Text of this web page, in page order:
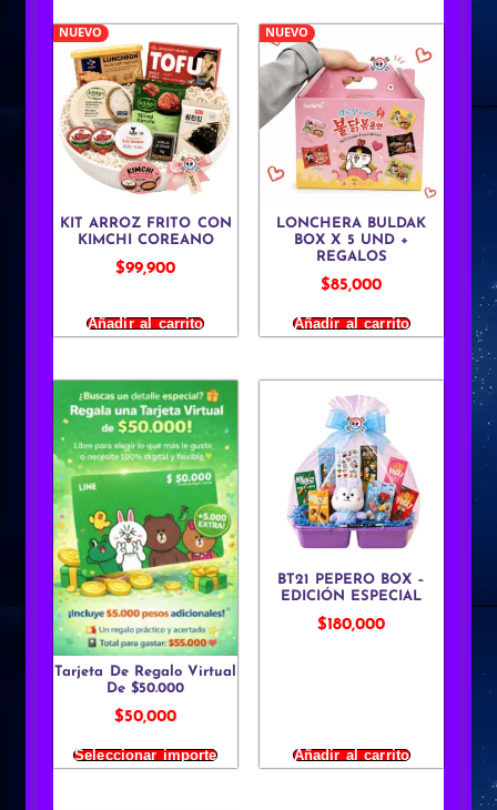
NUEVO
KIT ARROZ FRITO CON
KIMCHI COREANO
$99,900
Añadir al carrito
NUEVO
LONCHERA BULDAK
BOX X 5 UND +
REGALOS
$85,000
Añadir al carrito
Tarjeta De Regalo Virtual
De $50.000
$50,000
Seleccionar importe
BT21 PEPERO BOX –
EDICIÓN ESPECIAL
$180,000
Añadir al carrito